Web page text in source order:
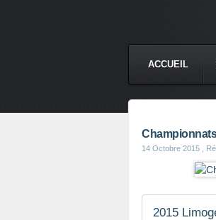
ACCUEIL
14 Octobre 2015 ,
2015